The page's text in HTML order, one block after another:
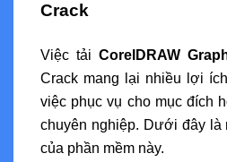
Crack
Việc tải CorelDRAW
Crack mang lại nhiều lợi
việc phục vụ cho mục đích
chuyên nghiệp. Dưới đây là
của phần mềm này.